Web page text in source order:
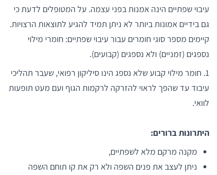
עיבוי שפתיים הינה אמנות בפני עצמה. על המטופלים לדעת כי
גם בידיים אמונות ביותר לא ניתן תמיד להגיע לתוצאות הרצויות.
קיימים מספר סוגי חומרים עבור עיבוי שפתיים: חומרי מילוי
נספגים (זמניים) ולא נספגים (קבועים).
1. חומר מילוי קבוע שלא נספג הינו סיליקון רפואי, שעבר תהליכי
עיבוד עד שהפך לראוי להזרקה לרקמות הגוף ועם מעט תופעות
לוואי.
היתרונות ברורים:
מקנה מרקם מלא לשפתיים,
ניתן לעצב את פנים השפה ולא רק את קו תוחם השפה